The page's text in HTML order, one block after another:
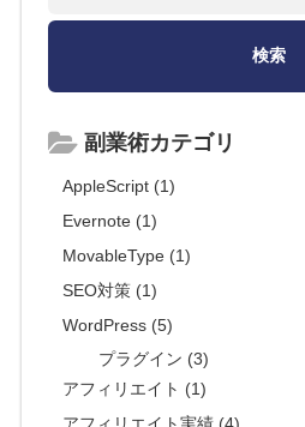
副業術カテゴリ
AppleScript (1)
Evernote (1)
MovableType (1)
SEO対策 (1)
WordPress (5)
プラグイン (3)
アフィリエイト (1)